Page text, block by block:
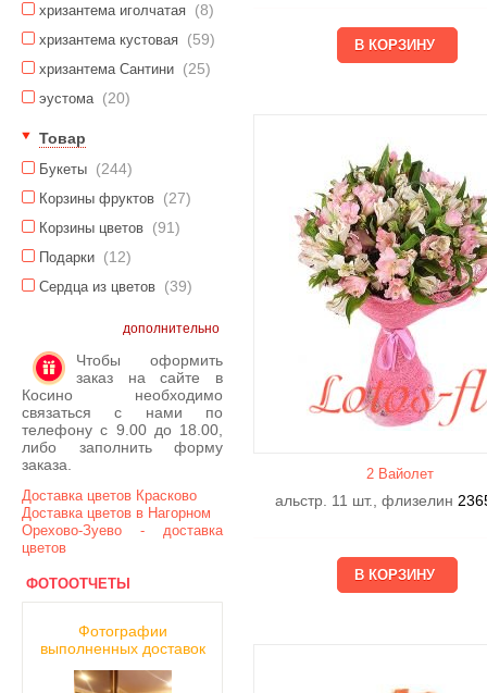
хризантема иголчатая (8)
хризантема кустовая (59)
хризантема Сантини (25)
эустома (20)
Товар
Букеты (244)
Корзины фруктов (27)
Корзины цветов (91)
Подарки (12)
Сердца из цветов (39)
дополнительно
Чтобы оформить
заказ на сайте в
Косино необходимо
связаться с нами по
телефону с 9.00 до 18.00,
либо заполнить форму
заказа.
Доставка цветов Красково
Доставка цветов в Нагорном
Орехово-Зуево - доставка
цветов
ФОТООТЧЕТЫ
Фотографии
выполненных доставок
2 Вайолет
альстр. 11 шт., флизелин